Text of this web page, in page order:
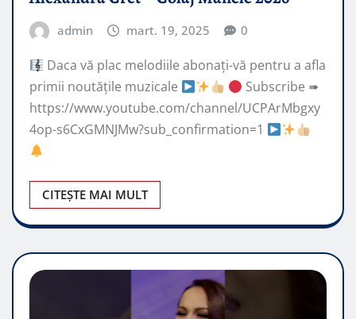
admin mart. 19, 2025 0
Daca vă plac melodiile abonați-vă pentru a afla
primii noutățile muzicale
Subscribe ➠
https://www.youtube.com/channel/UCPArMbgxy
4op-s6CxGMNJMw?sub_confirmation=1
CITEȘTE MAI MULT